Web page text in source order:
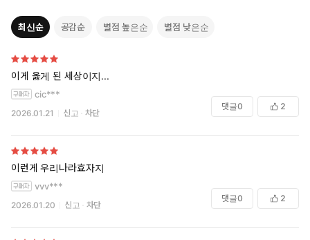
최신순 공감순 별점 높은순 별점 낮은순
이게 옳게 된 세상이지...
cic***
2026.01.21 신고 차단
댓글0 2
이런게 우리나라효자지
vvv***
2026.01.20 신고 차단
댓글0 2